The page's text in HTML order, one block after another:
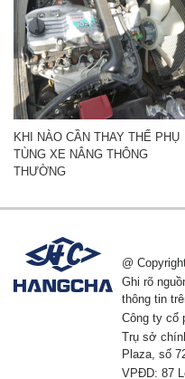
KHI NÀO CẦN THAY THẾ PHỤ
TÙNG XE NÂNG THÔNG
THƯỜNG
@
Ghi rõ
thông tin
Công ty cổ
Trụ sở
Plaza, số
VPĐD: 87